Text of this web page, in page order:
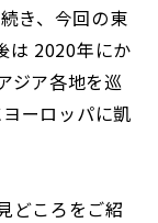
き、今回の東
は 2020年にか
ジア各地を巡
ーロッパに凱
どころをご紹